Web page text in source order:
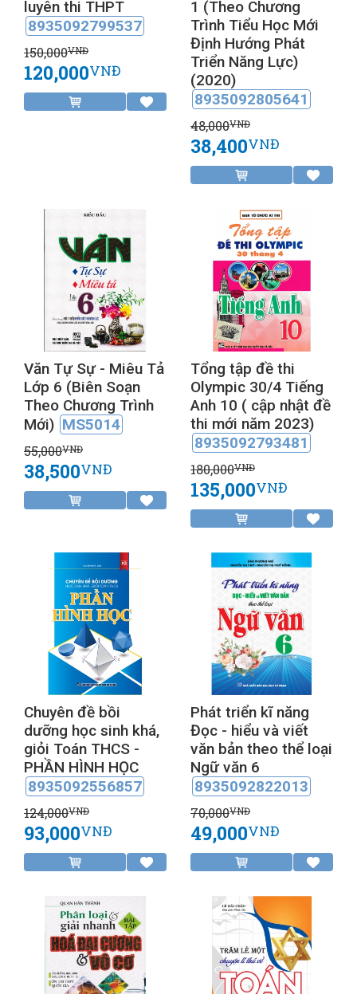
luyên thi THPT
8935092799537
150,000VNĐ
120,000VNĐ
1 (Theo Chương
Trình Tiểu Học Mới
Định Hướng Phát
Triển Năng Lực)
(2020)
8935092805641
48,000VNĐ
38,400VNĐ
Văn Tự Sự - Miêu Tả
Lớp 6 (Biên Soạn
Theo Chương Trình
Mới) MS5014
55,000VNĐ
38,500VNĐ
Tổng tập đề thi
Olympic 30/4 Tiếng
Anh 10 ( cập nhật đề
thi mới năm 2023)
8935092793481
180,000VNĐ
135,000VNĐ
Chuyên đề bồi
dưỡng học sinh khá,
giỏi Toán THCS -
PHẦN HÌNH HỌC
8935092556857
124,000VNĐ
93,000VNĐ
Phát triển kĩ năng
Đọc - hiểu và viết
văn bản theo thể loại
Ngữ văn 6
8935092822013
70,000VNĐ
49,000VNĐ